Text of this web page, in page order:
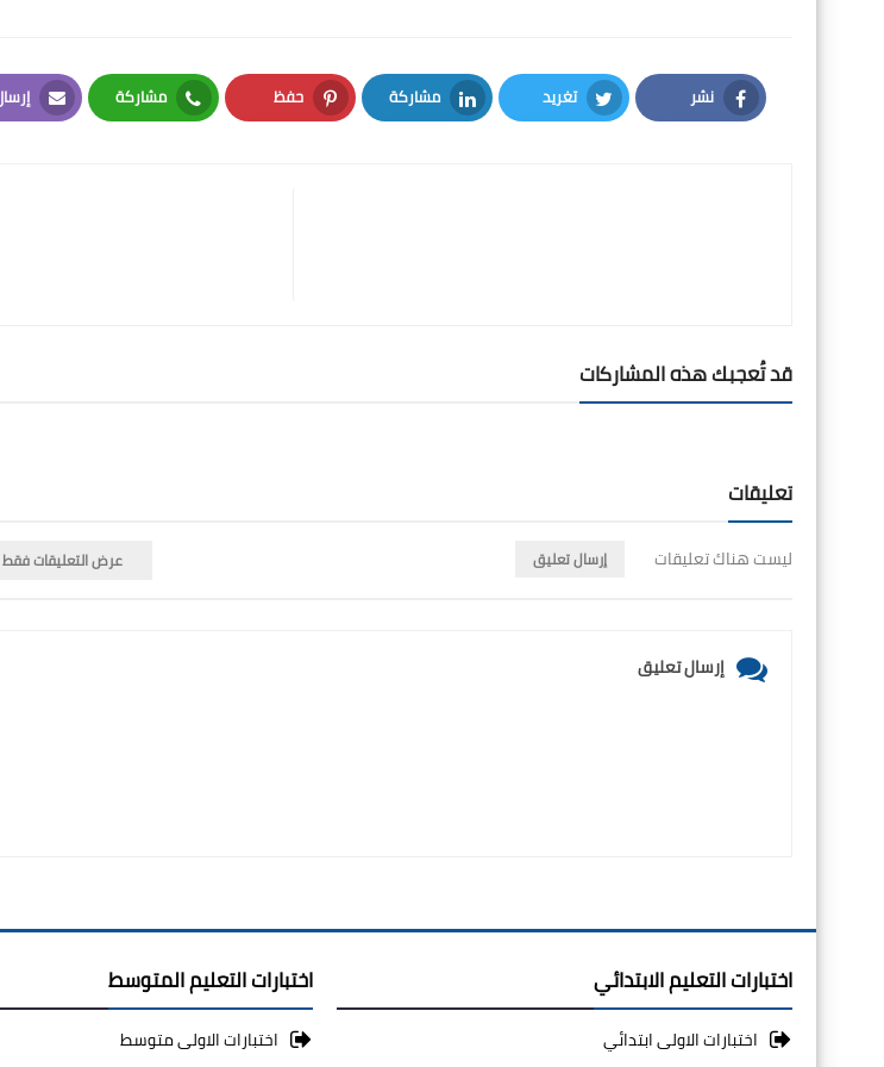
نشر
Facebook
تغريد
Twitter
مشاركة
LinkedIn
حفظ
Pinterest
مشاركة
Whatsapp
Email
قد تُعجبك هذه المشاركات
تعليقات
ليست هناك تعليقات إرسال تعليق عرض التعليقات فقط
إرسال تعليق
اختبارات التعليم الابتدائي
اختبارات الاولى ابتدائي
اختبارات التعليم المتوسط
اختبارات الاولى متوسط